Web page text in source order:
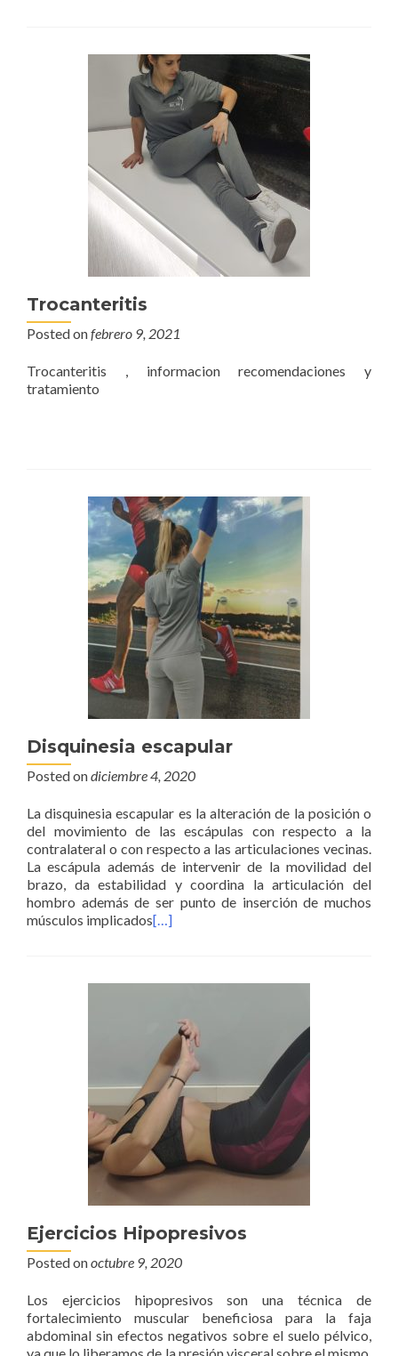
Trocanteritis
Posted onfebrero 9, 2021
Trocanteritis , informacion recomendaciones y
tratamiento
Disquinesia escapular
Posted ondiciembre 4, 2020
La disquinesia escapular es la alteración de la posición o
del movimiento de las escápulas con respecto a la
contralateral o con respecto a las articulaciones vecinas.
La escápula además de intervenir de la movilidad del
brazo, da estabilidad y coordina la articulación del
hombro además de ser punto de inserción de muchos
músculos implicados[…]
Ejercicios Hipopresivos
Posted onoctubre 9, 2020
Los ejercicios hipopresivos son una técnica de
fortalecimiento muscular beneficiosa para la faja
abdominal sin efectos negativos sobre el suelo pélvico,